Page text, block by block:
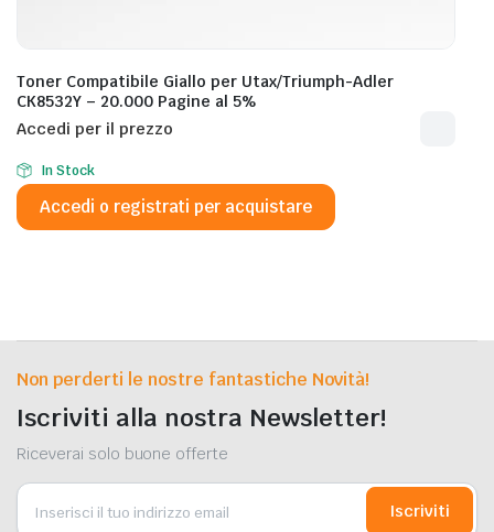
Toner Compatibile Giallo per Utax/Triumph-Adler
CK8532Y – 20.000 Pagine al 5%
Accedi per il prezzo
In Stock
Accedi o registrati per acquistare
Non perderti le nostre fantastiche Novità!
Iscriviti alla nostra Newsletter!
Riceverai solo buone offerte
Iscriviti